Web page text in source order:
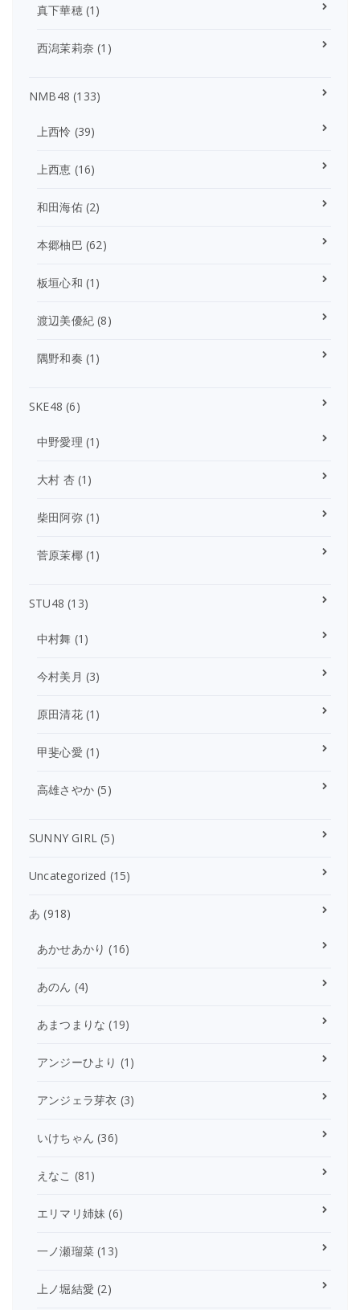
真下華穂(1)
西潟茉莉奈 (1)
NMB48 (133)
上西怜 (39)
上西恵 (16)
和田海佑(2)
本郷柚巴 (62)
板垣心和 (1)
渡辺美優紀 (8)
隅野和奏 (1)
SKE48 (6)
中野愛理 (1)
大村 杏(1)
柴田阿弥(1)
菅原茉椰(1)
STU48 (13)
中村舞 (1)
今村美月 (3)
原田清花(1)
甲斐心愛 (1)
高雄さやか (5)
SUNNY GIRL (5)
Uncategorized (15)
あ (918)
あかせあかり (16)
あのん (4)
あまつまりな (19)
アンジーひより (1)
アンジェラ芽衣 (3)
いけちゃん (36)
えなこ (81)
エリマリ姉妹 (6)
一ノ瀬瑠菜 (13)
上ノ堀結愛 (2)